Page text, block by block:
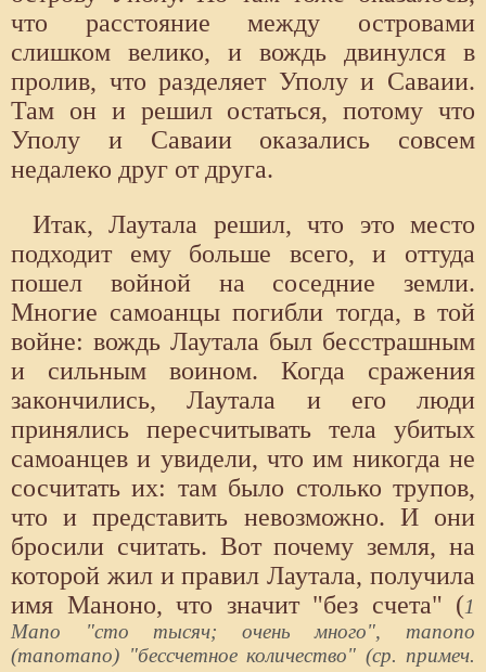
что расстояние между островами
слишком велико, и вождь двинулся в
пролив, что разделяет Уполу и Саваии.
Там он и решил остаться, потому что
Уполу и Саваии оказались совсем
недалеко друг от друга.
Итак, Лаутала решил, что это место
подходит ему больше всего, и оттуда
пошел войной на соседние земли.
Многие самоанцы погибли тогда, в той
войне: вождь Лаутала был бесстрашным
и сильным воином. Когда сражения
закончились, Лаутала и его люди
принялись пересчитывать тела убитых
самоанцев и увидели, что им никогда не
сосчитать их: там было столько трупов,
что и представить невозможно. И они
бросили считать. Вот почему земля, на
которой жил и правил Лаутала, получила
имя Маноно, что значит "без счета" (1
Мапо "сто тысяч; очень много", manono
(manomano) "бессчетное количество" (ср. примеч.